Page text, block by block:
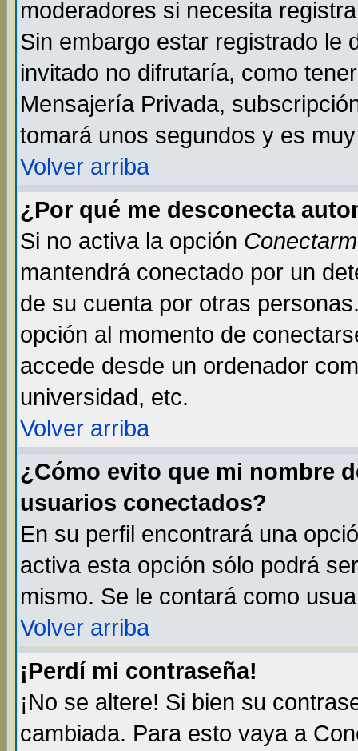
moderadores si necesita
Sin embargo estar registrado le
invitado no difrutaría, como
Mensajería Privada,
tomará unos segundos y es
Volver arriba
¿Por qué me desconecta
Si no activa la opción
mantendrá conectado por un
de su cuenta por otras
opción al momento de
accede desde un ordenador
universidad, etc.
Volver arriba
¿Cómo evito que mi nombre
usuarios conectados?
En su perfil encontrará una
activa esta opción sólo podrá
mismo. Se le contará como
Volver arriba
¡Perdí mi contraseña!
¡No se altere! Si bien su
cambiada. Para esto vaya a